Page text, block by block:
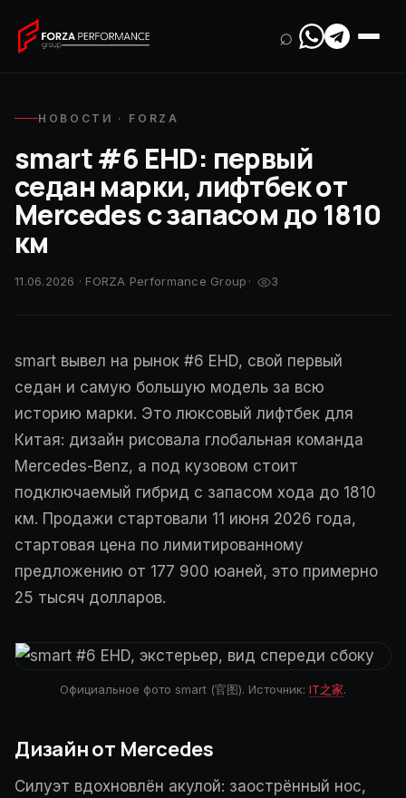
⌕
НОВОСТИ · FORZA
smart #6 EHD: первый
седан марки, лифтбек от
Mercedes с запасом до 1810
км
11.06.2026 · FORZA Performance Group · 3
smart вывел на рынок #6 EHD, свой первый
седан и самую большую модель за всю
историю марки. Это люксовый лифтбек для
Китая: дизайн рисовала глобальная команда
Mercedes-Benz, а под кузовом стоит
подключаемый гибрид с запасом хода до 1810
км. Продажи стартовали 11 июня 2026 года,
стартовая цена по лимитированному
предложению от 177 900 юаней, это примерно
25 тысяч долларов.
Официальное фото smart (官图). Источник: IT之家.
Дизайн от Mercedes
Силуэт вдохновлён акулой: заострённый нос,